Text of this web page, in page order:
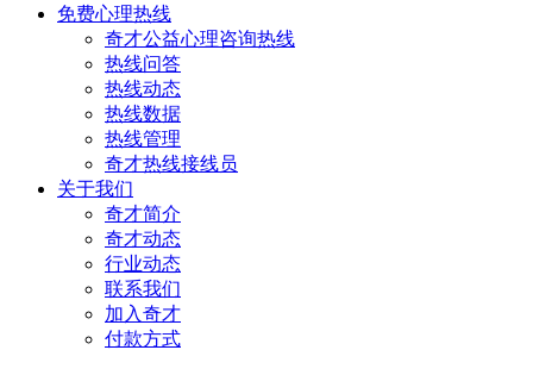
免费心理热线
奇才公益心理咨询热线
热线问答
热线动态
热线数据
热线管理
奇才热线接线员
关于我们
奇才简介
奇才动态
行业动态
联系我们
加入奇才
付款方式